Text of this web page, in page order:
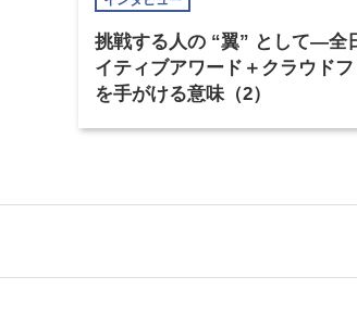
挑戦する人の “翼” として―全
イティブアワード＋クラウド
を手がける意味（2）